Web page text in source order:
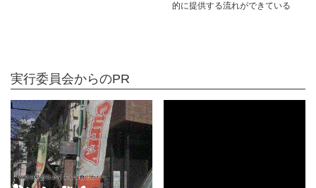
的に提供する流れができている
実行委員会からのPR